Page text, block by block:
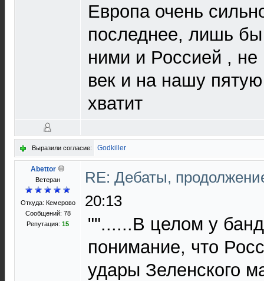
Европа очень
последнее, лишь
ними и Россией ,
век и на нашу
хватит
Выразили согласие: Godkiller
Abettor
Ветеран
Откуда: Кемерово
Сообщений: 78
Репутация: 15
RE: Дебаты,
20:13
""......В целом у
понимание, что
удары Зеленского